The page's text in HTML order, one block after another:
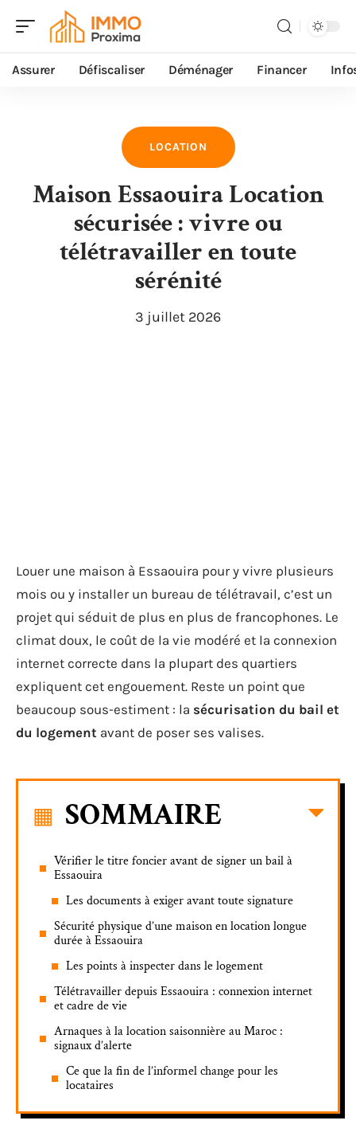
Assurer Défiscaliser Déménager Financer
LOCATION
Maison Essaouira Location
sécurisée : vivre ou
télétravailler en toute
sérénité
3 juillet 2026
Louer une maison à Essaouira pour y vivre plusieurs
mois ou y installer un bureau de télétravail, c’est un
projet qui séduit de plus en plus de francophones. Le
climat doux, le coût de la vie modéré et la connexion
internet correcte dans la plupart des quartiers
expliquent cet engouement. Reste un point que
beaucoup sous-estiment : la sécurisation du bail et
du logement avant de poser ses valises.
SOMMAIRE
Vérifier le titre foncier avant de signer un bail à
Essaouira
Les documents à exiger avant toute signature
Sécurité physique d’une maison en location longue
durée à Essaouira
Les points à inspecter dans le logement
Télétravailler depuis Essaouira : connexion internet
et cadre de vie
Arnaques à la location saisonnière au Maroc :
signaux d’alerte
Ce que la fin de l’informel change pour les
locataires